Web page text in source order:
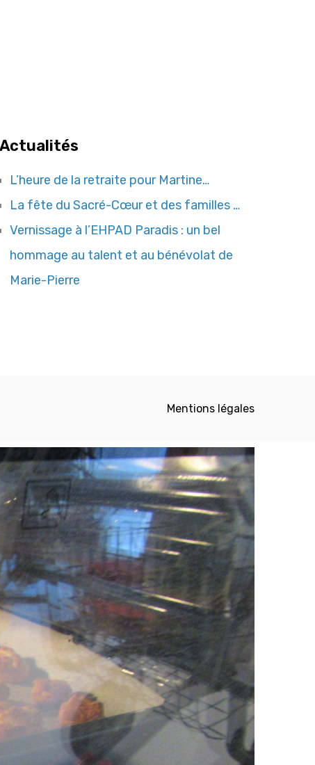
Actualités
L’heure de la retraite pour Martine…
La fête du Sacré-Cœur et des familles …
Vernissage à l’EHPAD Paradis : un bel
hommage au talent et au bénévolat de
Marie-Pierre
Mentions légales